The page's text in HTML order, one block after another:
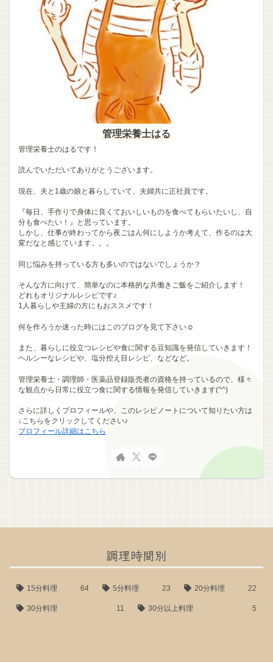
管理栄養士はる
管理栄養士のはるです！
読んでいただいてありがとうございます。
現在、夫と1歳の娘と暮らしていて、夫婦共に正社員です。
『毎日、手作りで身体に良くておいしいものを食べてもらいたいし、自
分も食べたい！』と思っています。
しかし、仕事が終わってから夜ごはん何にしようか考えて、作るのは大
変だなと感じています。。。
同じ悩みを持っている方も多いのではないでしょうか？
そんな方に向けて、簡単なのに本格的な共働きご飯をご紹介します！
どれもオリジナルレシピです♪
1人暮らしや主婦の方にもおススメです！
何を作ろうか迷った時にはこのブログを見て下さい☺
また、暮らしに役立つレシピや食に関する豆知識を発信していきます！
ヘルシーなレシピや、塩分控え目レシピ、などなど。
管理栄養士・調理師・医薬品登録販売者の資格を持っているので、様々
な観点から日常に役立つ食に関する情報を発信していきます(^^)
さらに詳しくプロフィールや、このレシピノートについて知りたい方は
↓こちらをクリックしてください♪
プロフィール詳細はこちら
調理時間別
15分料理 64 5分料理 23 20分料理 22
30分料理 11 30分以上料理 5